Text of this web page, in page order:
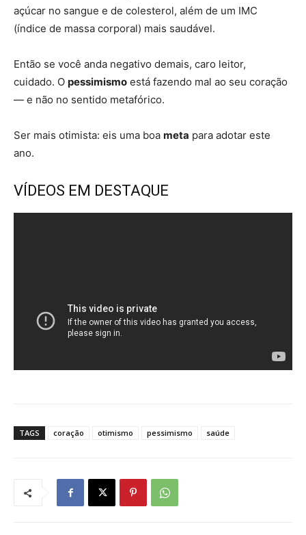
açúcar no sangue e de colesterol, além de um IMC
(índice de massa corporal) mais saudável.
Então se você anda negativo demais, caro leitor,
cuidado. O pessimismo está fazendo mal ao seu coração
— e não no sentido metafórico.
Ser mais otimista: eis uma boa meta para adotar este
ano.
VÍDEOS EM DESTAQUE
TAGS coração otimismo pessimismo saúde